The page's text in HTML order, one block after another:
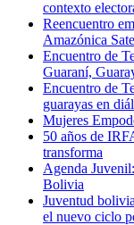
contexto
Reencuentro
Amazónica
Encuentro de
Guaraní,
Encuentro de
guarayas en
Mujeres
50 años de
transforma
Agenda
Bolivia
Juventud
el nuevo ciclo